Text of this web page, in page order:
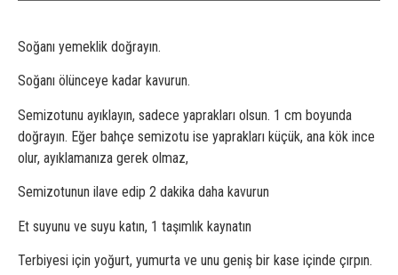
Soğanı yemeklik doğrayın.
Soğanı ölünceye kadar kavurun.
Semizotunu ayıklayın, sadece yaprakları olsun. 1 cm boyunda
doğrayın. Eğer bahçe semizotu ise yaprakları küçük, ana kök ince
olur, ayıklamanıza gerek olmaz,
Semizotunun ilave edip 2 dakika daha kavurun
Et suyunu ve suyu katın, 1 taşımlık kaynatın
Terbiyesi için yoğurt, yumurta ve unu geniş bir kase içinde çırpın.